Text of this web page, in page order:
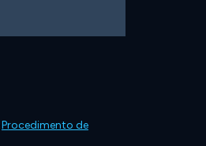
Procedimento de